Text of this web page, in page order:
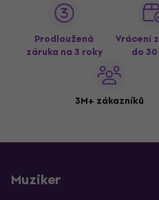
Prodloužená
záruka na 3 roky
Vrácení
do
3M+ zákazníků
Muziker